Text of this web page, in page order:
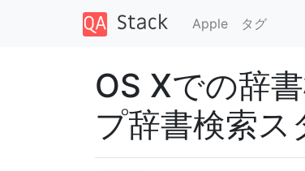
Apple タグ
OS Xでの辞
プ辞書検索ス